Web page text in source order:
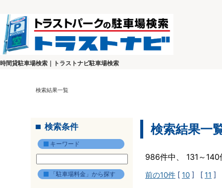
時間貸駐車場検索｜トラストナビ駐車場検索
検索結果一覧
検索条件
キーワード
「駐車場料金」から探す
検索結果一
986件中、 131～
前の10件 [ 10 ] [ 11 ]